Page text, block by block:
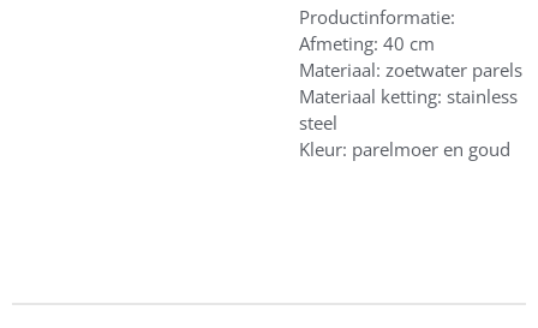
Productinformatie:
Afmeting: 40 cm
Materiaal: zoetwater parels
Materiaal ketting: stainless
steel
Kleur: parelmoer en goud